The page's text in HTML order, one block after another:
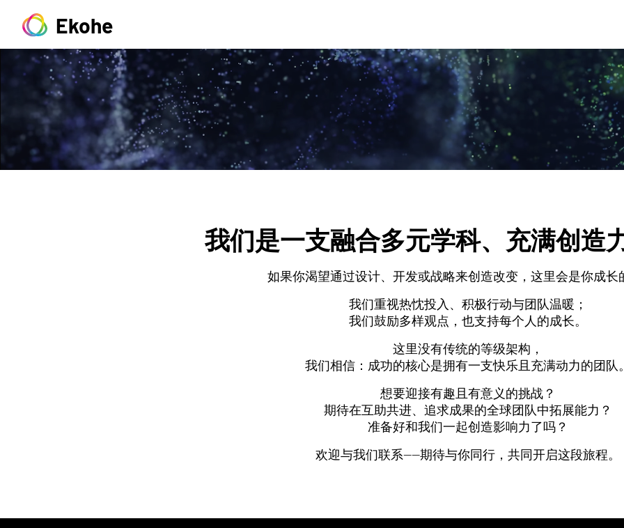
Ekohe
我们是一支融合多元学科、充满创造
如果你渴望通过设计、开发或战略来创造改变，这里会是你成长
我们重视热忱投入、积极行动与团队温暖；
我们鼓励多样观点，也支持每个人的成长。
这里没有传统的等级架构，
我们相信：成功的核心是拥有一支快乐且充满动力的团队
想要迎接有趣且有意义的挑战？
期待在互助共进、追求成果的全球团队中拓展能力？
准备好和我们一起创造影响力了吗？
欢迎与我们联系——期待与你同行，共同开启这段旅程。